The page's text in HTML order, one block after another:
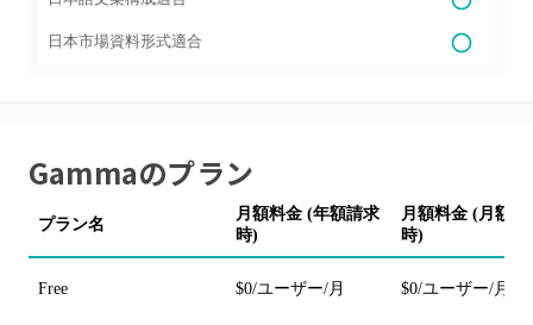
日本市場資料形式適合
Gammaのプラン
プラン名
月額料金 (年額請求
時)
月額料金 (月額請
時)
Free $0/ユーザー/月 $0/ユーザー/月